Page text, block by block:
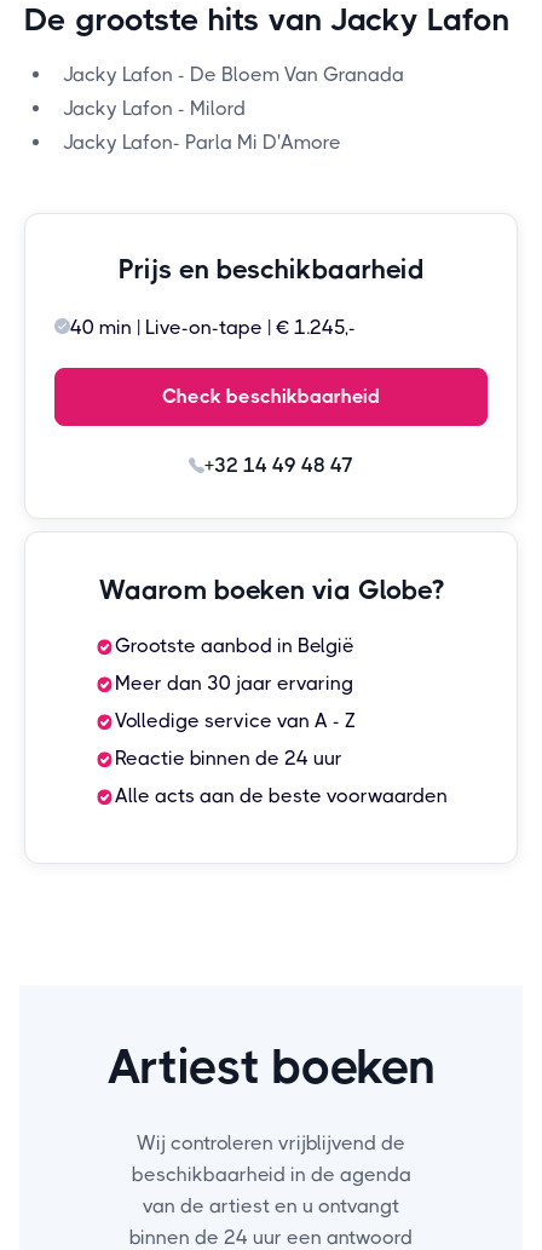
De grootste hits van Jacky Lafon
Jacky Lafon - De Bloem Van Granada
Jacky Lafon - Milord
Jacky Lafon- Parla Mi D'Amore
Prijs en beschikbaarheid
40 min | Live-on-tape | € 1.245,-
Check beschikbaarheid
+32 14 49 48 47
Waarom boeken via Globe?
Grootste aanbod in België
Meer dan 30 jaar ervaring
Volledige service van A - Z
Reactie binnen de 24 uur
Alle acts aan de beste voorwaarden
Artiest boeken
Wij controleren vrijblijvend de
beschikbaarheid in de agenda
van de artiest en u ontvangt
binnen de 24 uur een antwoord